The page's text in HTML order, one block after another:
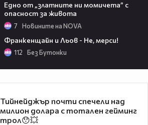
Едно от „златните ни момичета” с
опасност за живота
7 Новините на NOVA
Франкенщайн и Льов - Не, мерси!
112 Без Бутонки
Тийнейджър почти спечели над
милион долара с тотален гейминг
трол😯💥